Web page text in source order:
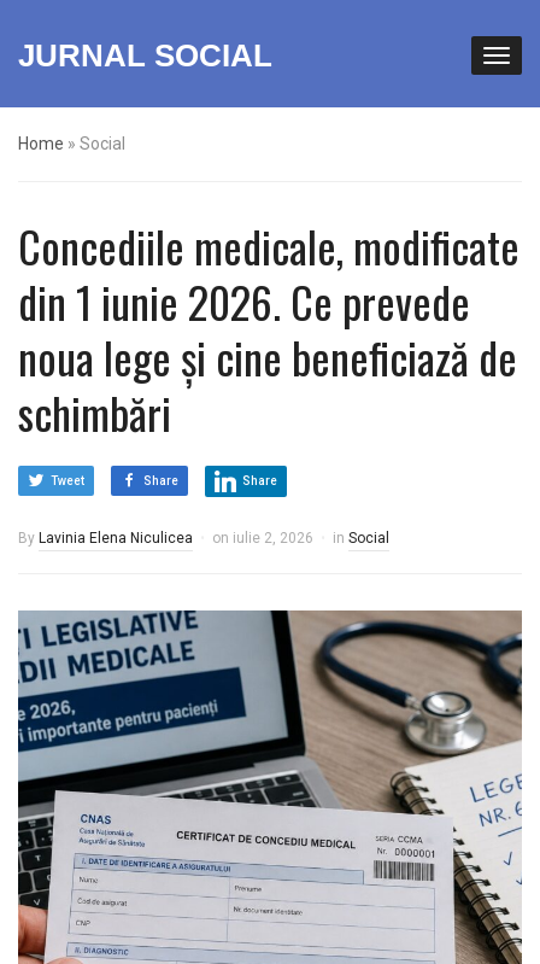
JURNAL SOCIAL
Home » Social
Concediile medicale, modificate
din 1 iunie 2026. Ce prevede
noua lege și cine beneficiază de
schimbări
Tweet Share Share
By Lavinia Elena Niculicea on iulie 2, 2026 in Social